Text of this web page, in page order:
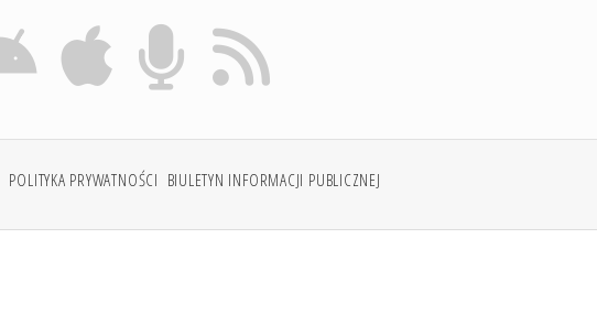
POLITYKA PRYWATNOŚCI BIULETYN INFORMACJI PUBLICZNEJ